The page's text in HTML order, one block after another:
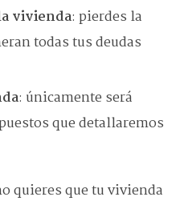
vivienda: pierdes la
todas tus deudas
: únicamente será
que detallaremos
quieres que tu vivienda